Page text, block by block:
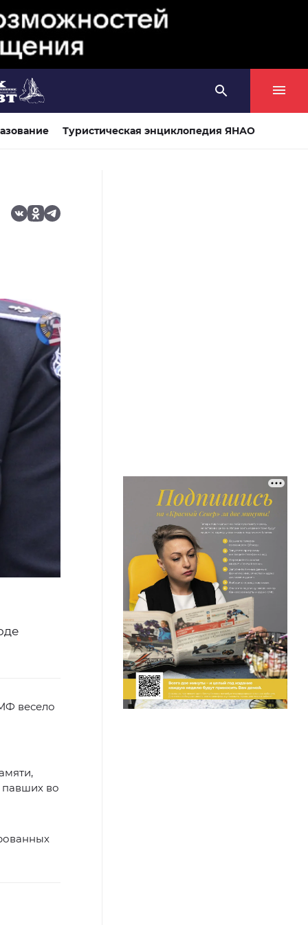
Туристическая энциклопедия ЯНАО
весело
во